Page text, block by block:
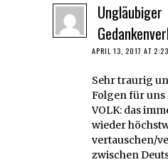
Ungläubiger
APRIL 13, 2017 AT
Sehr traurig
Folgen für uns
VOLK: das
wieder
vertauschen/
zwischen